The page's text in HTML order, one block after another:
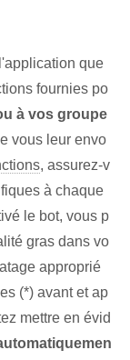
que
fournies po
à vos groupe
vous leur envo
, assurez-v
à chaque
le bot, vous p
gras dans vo
approprié
(*) avant et ap
mettre en évid